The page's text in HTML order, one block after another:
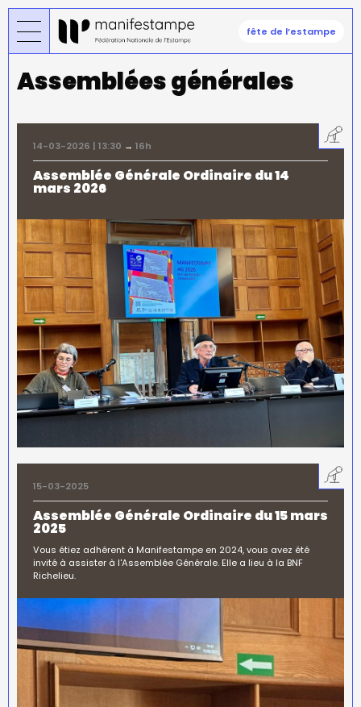
Aller
au
contenu
fête de l’estampe
Assemblées générales
14-03-2026 | 13:30 → 16h
Assemblée Générale Ordinaire du 14
mars 2026
15-03-2025
Assemblée Générale Ordinaire du 15 mars
2025
Vous étiez adhérent à Manifestampe en 2024, vous avez été
invité à assister à l'Assemblée Générale. Elle a lieu à la BNF
Richelieu.